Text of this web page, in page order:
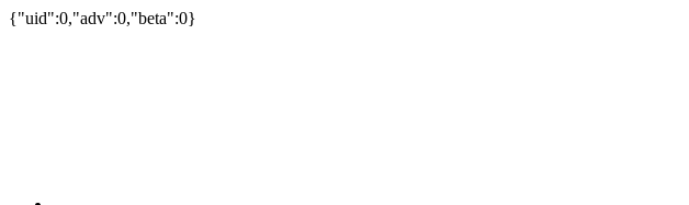
{"uid":0,"adv":0,"beta":0}